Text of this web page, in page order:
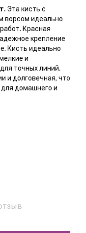
Эта кисть с
ворсом идеально
Красная
крепление
Кисть идеально
и
точных линий.
и долговечная, что
домашнего и